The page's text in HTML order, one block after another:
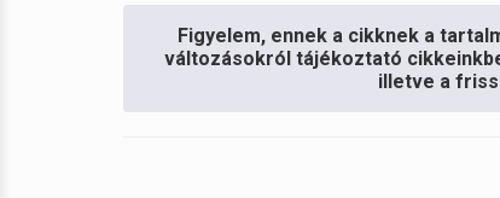
Figyelem, ennek a cikknek a
változásokról tájékoztató
illetve a